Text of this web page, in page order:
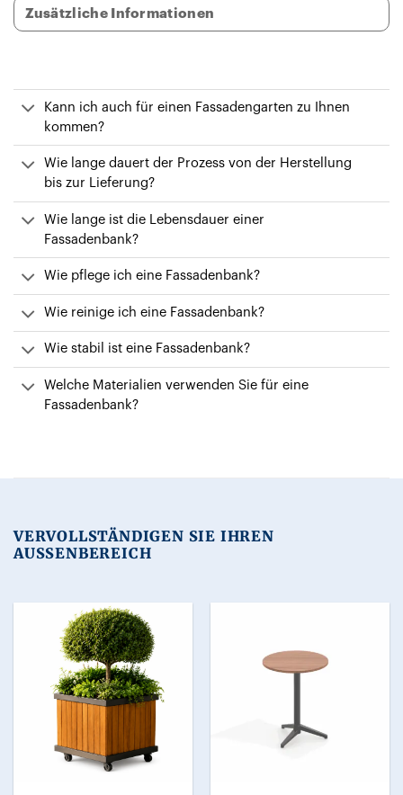
Zusätzliche Informationen
Kann ich auch für einen Fassadengarten zu Ihnen
kommen?
Wie lange dauert der Prozess von der Herstellung
bis zur Lieferung?
Wie lange ist die Lebensdauer einer
Fassadenbank?
Wie pflege ich eine Fassadenbank?
Wie reinige ich eine Fassadenbank?
Wie stabil ist eine Fassadenbank?
Welche Materialien verwenden Sie für eine
Fassadenbank?
VERVOLLSTÄNDIGEN SIE IHREN
AUSSENBEREICH